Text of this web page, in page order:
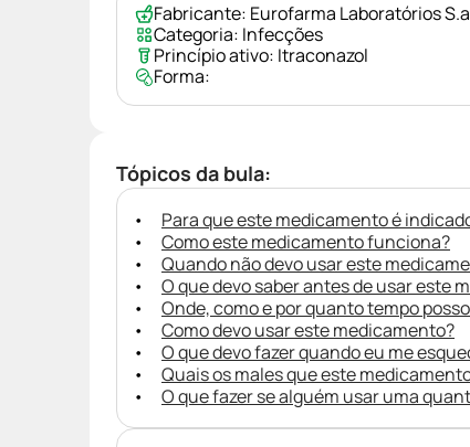
Fabricante: Eurofarma Laboratórios
Categoria: Infecções
Princípio ativo: Itraconazol
Forma:
Tópicos da bula:
Para que este medicamento é
Como este medicamento funciona?
Quando não devo usar este
O que devo saber antes de usar este
Onde, como e por quanto tempo
Como devo usar este medicamento?
O que devo fazer quando eu me
Quais os males que este
O que fazer se alguém usar uma